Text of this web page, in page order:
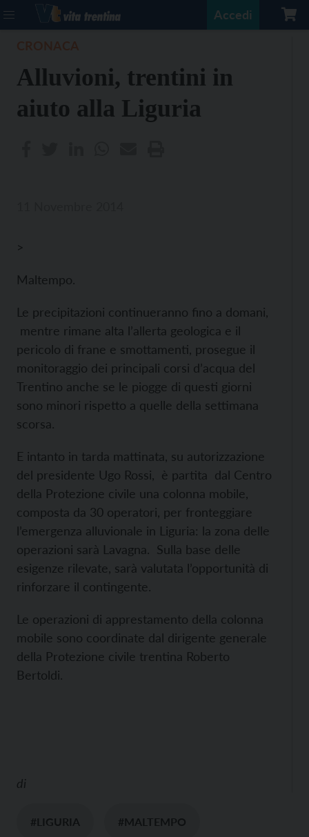
Accedi
Alluvioni, trentini in
aiuto alla Liguria
>
Maltempo.
Le precipitazioni continueranno fino a domani,
mentre rimane alta l’allerta geologica e il
pericolo di frane e smottamenti, prosegue il
monitoraggio dei principali corsi d’acqua del
Trentino anche se le piogge di questi giorni
sono minori rispetto a quelle della settimana
scorsa.
E intanto in tarda mattinata, su autorizzazione
del presidente Ugo Rossi, è partita dal Centro
della Protezione civile una colonna mobile,
composta da 30 operatori, per fronteggiare
l’emergenza alluvionale in Liguria: la zona delle
operazioni sarà Lavagna. Sulla base delle
esigenze rilevate, sarà valutata l’opportunità di
rinforzare il contingente.
Le operazioni di apprestamento della colonna
mobile sono coordinate dal dirigente generale
della Protezione civile trentina Roberto
Bertoldi.
di
#LIGURIA #MALTEMPO